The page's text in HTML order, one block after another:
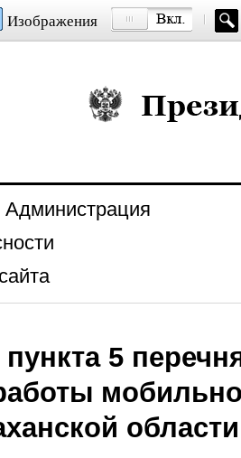
Изображения
Президент
Администрация
5
области